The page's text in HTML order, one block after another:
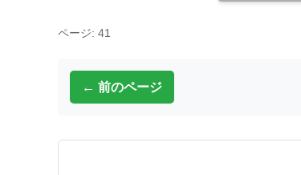
ページ: 41
← 前のページ